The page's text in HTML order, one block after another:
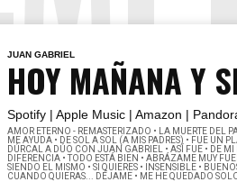
JUAN GABRIEL
HOY MAÑANA Y
Spotify | Apple Music | Amazon |
AMOR ETERNO - REMASTERIZADO • LA MUERTE DEL
ME AYUDA • DE SOL A SOL (A MIS PADRES) • FUE UN
DÚRCAL A DÚO CON JUAN GABRIEL • ASÍ FUE • DE MI
DIFERENCIA • TODO ESTÁ BIEN • ABRÁZAME MUY
SIENDO EL MISMO • SI QUIERES • INSENSIBLE •
CUANDO QUIERAS... DÉJAME • ME HE QUEDADO